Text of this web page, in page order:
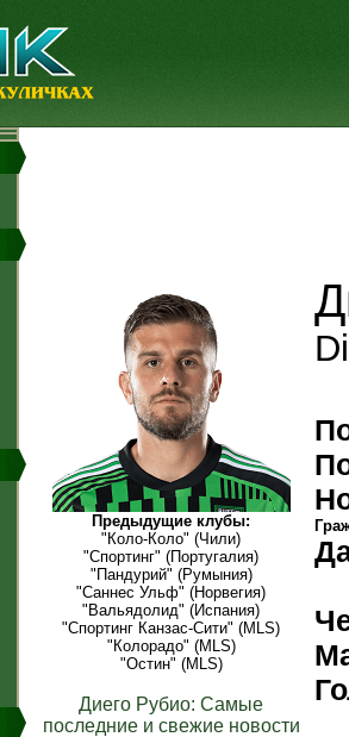
Предыдущие клубы:
"Коло-Коло" (Чили)
"Спортинг" (Португалия)
"Пандурий" (Румыния)
"Саннес Ульф" (Норвегия)
"Вальядолид" (Испания)
"Спортинг Канзас-Сити" (MLS)
"Колорадо" (MLS)
"Остин" (MLS)
Диего Рубио: Самые
последние и свежие новости